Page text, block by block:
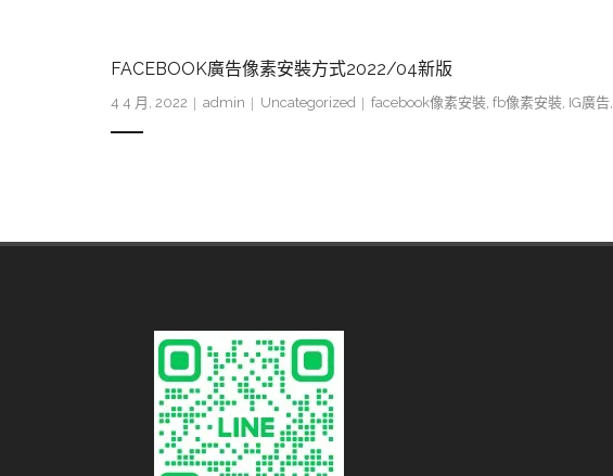
FACEBOOK廣告像素安裝方式2022/04新版
4 4 月, 2022 admin Uncategorized facebook像素安裝, fb像素安裝, IG廣告,